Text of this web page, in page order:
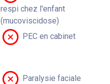
respi chez l'enfant
(mucoviscidose)
PEC en cabinet
Paralysie faciale